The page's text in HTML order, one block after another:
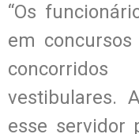
“Os
em
vestibulares.
esse servidor